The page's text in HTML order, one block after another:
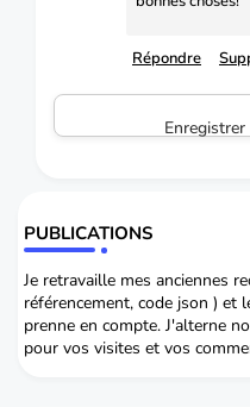
Répondre
PUBLICATIONS
Je retravaille mes anciennes
référencement, code json ) et
prenne en compte. J'alterne
pour vos visites et vos